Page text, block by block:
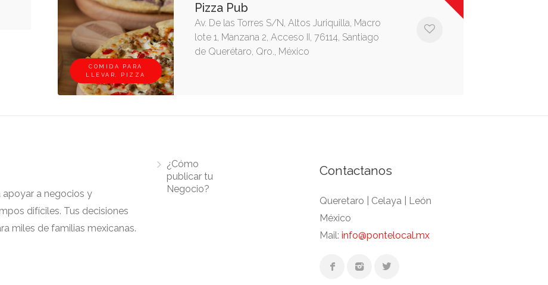
COMIDA PARA
LLEVAR, PIZZA
Pizza Pub
Av. De las Torres S/N, Altos Juriquilla, Macro
lote 1, Manzana 2, Acceso II, 76114, Santiago
de Querétaro, Qro., México
apoyar a negocios y
difíciles. Tus decisiones
miles de familias mexicanas.
¿Cómo
publicar tu
Negocio?
Contactanos
Queretaro | Celaya | León
México
Mail: info@pontelocal.mx